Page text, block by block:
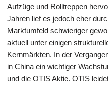
e
b
o
o
k
er
s
A
p
p
Aufzüge und Rolltreppen
Jahren lief es jedoch eher
Marktumfeld schwieriger
aktuell unter einigen
Kernmärkten. In der
in China ein wichtiger
und die OTIS Aktie. OTIS